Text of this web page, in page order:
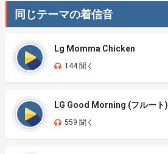
同じテーマの着信音
Lg Momma Chicken
144 聞く
LG Good Morning (フルート)
559 聞く